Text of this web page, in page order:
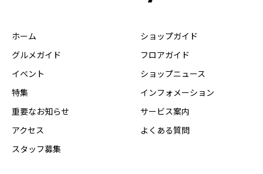
ホーム
グルメガイド
イベント
特集
重要なお知らせ
アクセス
スタッフ募集
ショップガイド
フロアガイド
ショップニュース
インフォメーション
サービス案内
よくある質問